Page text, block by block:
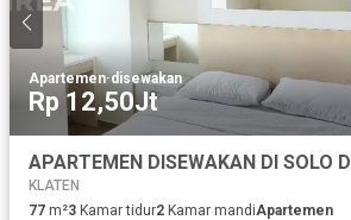
Apartemen·disewakan
Rp 12,50Jt
KLATEN
77 m²3 Kamar tidur2 Kamar mandiApartemen